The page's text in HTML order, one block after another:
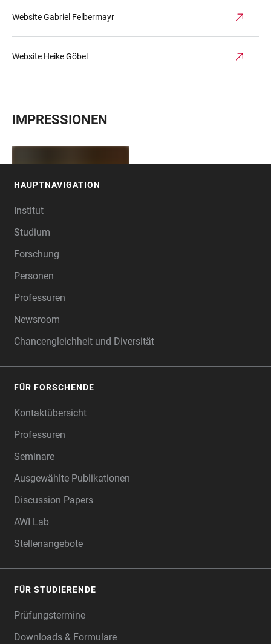
Website Gabriel Felbermayr
Website Heike Göbel
IMPRESSIONEN
HAUPTNAVIGATION
Institut
Studium
Forschung
Personen
Professuren
Newsroom
Chancengleichheit und Diversität
FÜR FORSCHENDE
Kontaktübersicht
Professuren
Seminare
Ausgewählte Publikationen
Discussion Papers
AWI Lab
Stellenangebote
FÜR STUDIERENDE
Prüfungstermine
Downloads & Formulare